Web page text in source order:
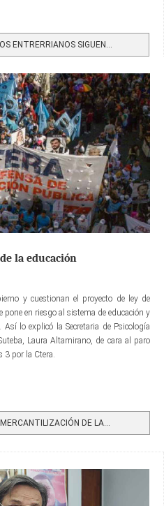
ENTRERRIANOS SIGUEN...
la educación
y cuestionan el proyecto de ley de
pone en riesgo al sistema de educación y
lo explicó la Secretaria de Psicología
Laura Altamirano, de cara al paro
3 por la Ctera.
DE LA...